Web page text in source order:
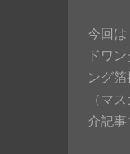
今回は
ドワ
ング
（マ
介記事